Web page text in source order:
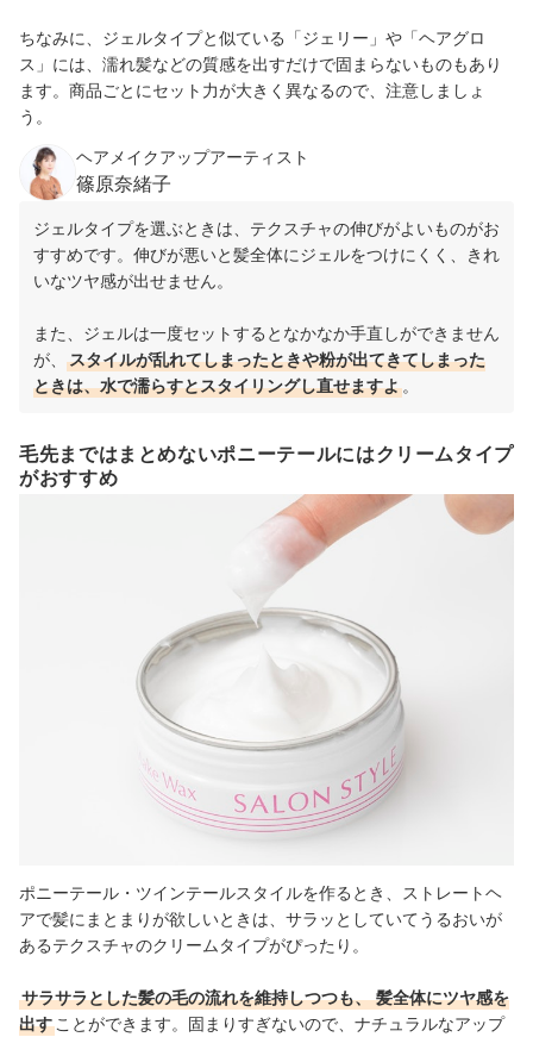
ちなみに、ジェルタイプと似ている「ジェリー」や「ヘアグロ
ス」には、濡れ髪などの質感を出すだけで固まらないものもあり
ます。商品ごとにセット力が大きく異なるので、注意しましょ
う。
ヘアメイクアップアーティスト
篠原奈緒子
ジェルタイプを選ぶときは、テクスチャの伸びがよいものがお
すすめです。伸びが悪いと髪全体にジェルをつけにくく、きれ
いなツヤ感が出せません。
また、ジェルは一度セットするとなかなか手直しができません
が、
スタイルが乱れてしまったときや粉が出てきてしまった
ときは、水で濡らすとスタイリングし直せますよ 。
毛先まではまとめないポニーテールにはクリームタイプ
がおすすめ
ポニーテール・ツインテールスタイルを作るとき、ストレートヘ
アで髪にまとまりが欲しいときは、サラッとしていてうるおいが
あるテクスチャのクリームタイプがぴったり。
サラサラとした髪の毛の流れを維持しつつも、 髪全体にツヤ感を
出すことができます。固まりすぎないので、ナチュラルなアップ